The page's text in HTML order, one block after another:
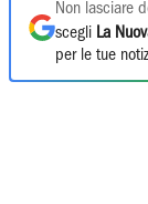
Non lasciare
scegli La
per le tue